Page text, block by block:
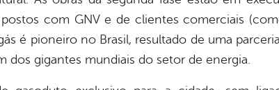
com GNV e de clientes comerciais
é pioneiro no Brasil, resultado de uma
dos gigantes mundiais do setor de energia.